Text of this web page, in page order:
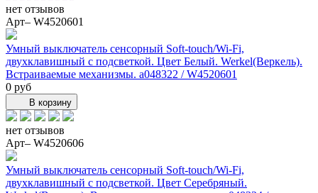
нет отзывов
Арт– W4520601
Умный выключатель сенсорный Soft-touch/Wi-Fi,
двухклавишный с подсветкой. Цвет Белый. Werkel(Веркель).
Встраиваемые механизмы. a048322 / W4520601
0 руб
В корзину
нет отзывов
Арт– W4520606
Умный выключатель сенсорный Soft-touch/Wi-Fi,
двухклавишный с подсветкой. Цвет Серебряный.